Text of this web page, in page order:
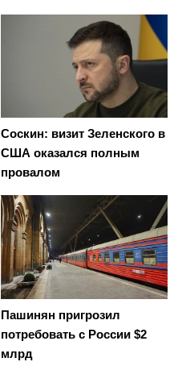
Соскин: визит Зеленского в
США оказался полным
провалом
Пашинян пригрозил
потребовать c России $2
млрд